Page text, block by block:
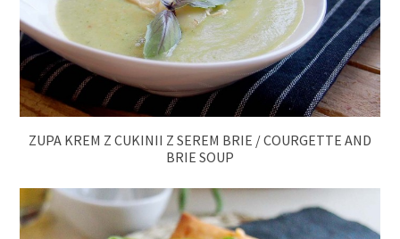
ZUPA KREM Z CUKINII Z SEREM BRIE / COURGETTE AND
BRIE SOUP